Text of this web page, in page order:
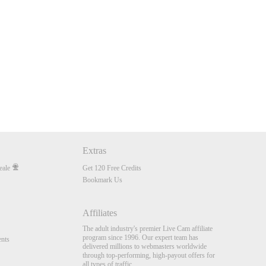
Extras
Get 120 Free Credits
Bookmark Us
Affiliates
The adult industry's premier Live Cam affiliate
program since 1996. Our expert team has
delivered millions to webmasters worldwide
through top-performing, high-payout offers for
all types of traffic.